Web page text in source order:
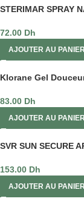
STERIMAR SPRAY
72.00 Dh
AJOUTER AU PANIER
Klorane Gel
83.00 Dh
AJOUTER AU PANIER
SVR SUN SECURE
153.00 Dh
AJOUTER AU PANIER